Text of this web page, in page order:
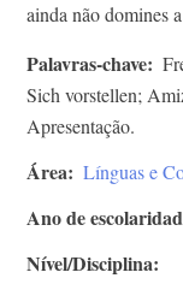
ainda não domines
Palavras-chave
Sich vorstellen;
Apresentação.
Área Línguas e
Ano de
Nível/Disciplina